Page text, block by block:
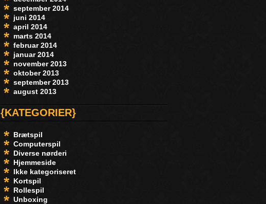
september 2014
juni 2014
april 2014
marts 2014
februar 2014
januar 2014
november 2013
oktober 2013
september 2013
august 2013
{KATEGORIER}
Brætspil
Computerspil
Diverse nørderi
Hjemmeside
Ikke kategoriseret
Kortspil
Rollespil
Unboxing